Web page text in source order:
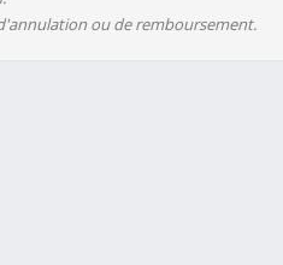
ou de remboursement.